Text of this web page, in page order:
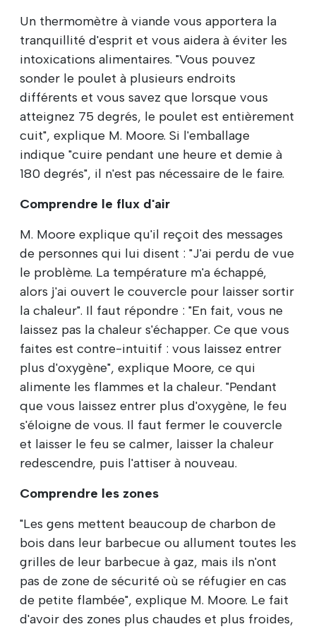
Un thermomètre à viande vous apportera la
tranquillité d'esprit et vous aidera à éviter les
intoxications alimentaires. "Vous pouvez
sonder le poulet à plusieurs endroits
différents et vous savez que lorsque vous
atteignez 75 degrés, le poulet est entièrement
cuit", explique M. Moore. Si l'emballage
indique "cuire pendant une heure et demie à
180 degrés", il n'est pas nécessaire de le faire.
Comprendre le flux d'air
M. Moore explique qu'il reçoit des messages
de personnes qui lui disent : "J'ai perdu de vue
le problème. La température m'a échappé,
alors j'ai ouvert le couvercle pour laisser sortir
la chaleur". Il faut répondre : "En fait, vous ne
laissez pas la chaleur s'échapper. Ce que vous
faites est contre-intuitif : vous laissez entrer
plus d'oxygène", explique Moore, ce qui
alimente les flammes et la chaleur. "Pendant
que vous laissez entrer plus d'oxygène, le feu
s'éloigne de vous. Il faut fermer le couvercle
et laisser le feu se calmer, laisser la chaleur
redescendre, puis l'attiser à nouveau.
Comprendre les zones
"Les gens mettent beaucoup de charbon de
bois dans leur barbecue ou allument toutes les
grilles de leur barbecue à gaz, mais ils n'ont
pas de zone de sécurité où se réfugier en cas
de petite flambée", explique M. Moore. Le fait
d'avoir des zones plus chaudes et plus froides,